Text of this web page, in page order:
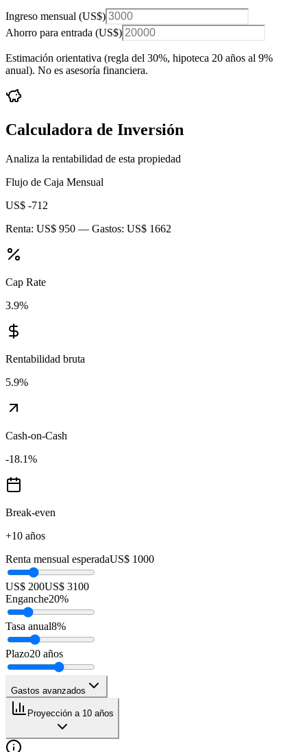
Ingreso mensual (US$)
Ahorro para entrada (US$)
Estimación orientativa (regla del 30%, hipoteca 20 años al 9%
anual). No es asesoría financiera.
Calculadora de Inversión
Analiza la rentabilidad de esta propiedad
Flujo de Caja Mensual
US$ -712
Renta: US$ 950 — Gastos: US$ 1662
Cap Rate
3.9%
Rentabilidad bruta
5.9%
Cash-on-Cash
-18.1%
Break-even
+10 años
Renta mensual esperadaUS$ 1000
US$ 200US$ 3100
Enganche20%
Tasa anual8%
Plazo20 años
Gastos avanzados
Proyección a 10 años